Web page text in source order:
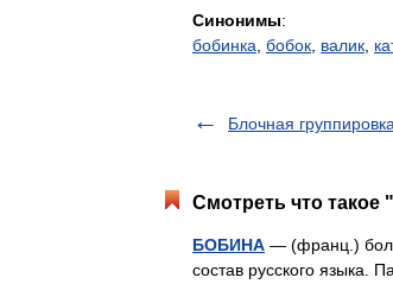
Синонимы:
бобинка бобок валик
Блочная группировка
Смотреть что такое
БОБИНА — (франц.)
состав русского языка.